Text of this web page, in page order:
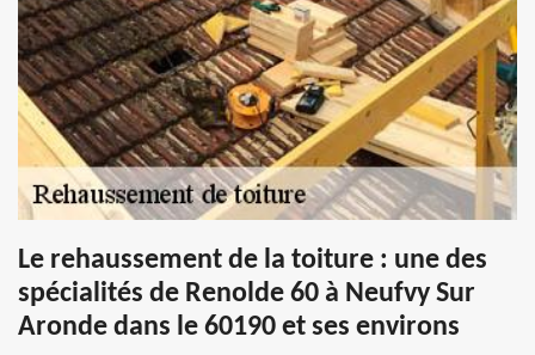
Le rehaussement de la toiture : une des
spécialités de Renolde 60 à Neufvy Sur
Aronde dans le 60190 et ses environs